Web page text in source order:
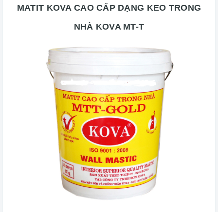
MATIT KOVA CAO CẤP DẠNG KEO TRONG
NHÀ KOVA MT-T